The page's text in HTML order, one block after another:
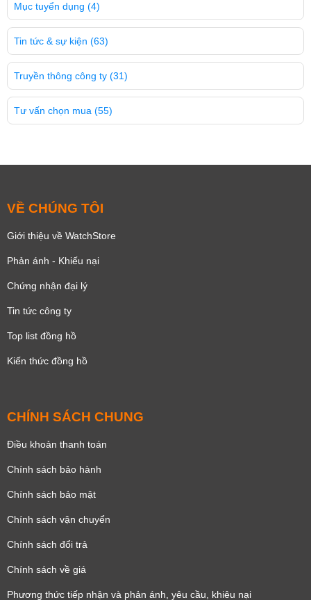
Mục tuyển dụng (4)
Tin tức & sự kiện (63)
Truyền thông công ty (31)
Tư vấn chọn mua (55)
VỀ CHÚNG TÔI
Giới thiệu về WatchStore
Phản ánh - Khiếu nại
Chứng nhận đại lý
Tin tức công ty
Top list đồng hồ
Kiến thức đồng hồ
CHÍNH SÁCH CHUNG
Điều khoản thanh toán
Chính sách bảo hành
Chính sách bảo mật
Chính sách vận chuyển
Chính sách đổi trả
Chính sách về giá
Phương thức tiếp nhận và phản ánh, yêu cầu, khiêu nại